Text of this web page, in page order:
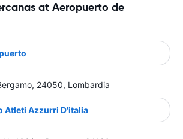
at Aeropuerto de
24050, Lombardia
Atleti Azzurri D'italia